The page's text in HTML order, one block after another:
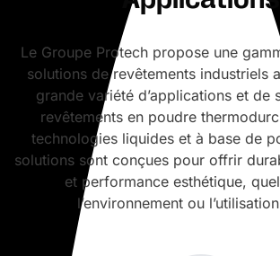
Le Groupe Protech propose une
solutions de revêtements industriels
grande variété d’applications et de
revêtements en poudre
technologies liquides et à base de
solutions sont conçues pour offrir
et performance esthétique,
l’environnement ou